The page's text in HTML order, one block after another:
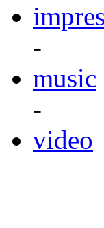
-
music
-
video